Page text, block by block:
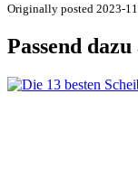
Originally posted 2023-
Passend